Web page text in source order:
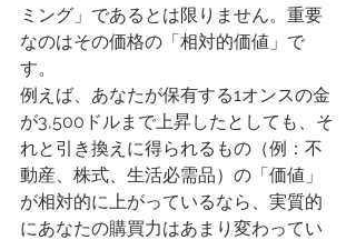
ミング」であるとは限りません。重要
なのはその価格の「相対的価値」で
す。
例えば、あなたが保有する1オンスの金
が3,500ドルまで上昇したとしても、そ
れと引き換えに得られるもの（例：不
動産、株式、生活必需品）の「価値」
が相対的に上がっているなら、実質的
にあなたの購買力はあまり変わってい